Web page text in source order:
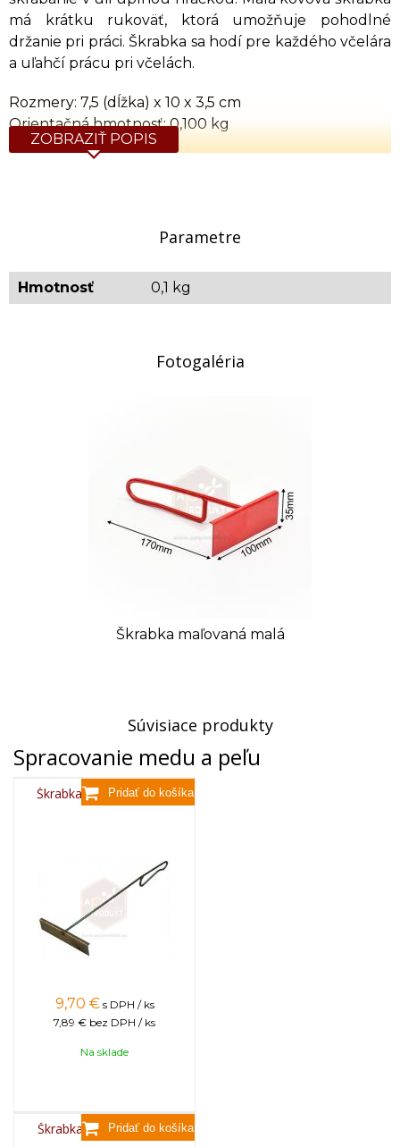
má krátku rukoväť, ktorá umožňuje pohodlné
držanie pri práci. Škrabka sa hodí pre každého včelára
a uľahčí prácu pri včelách.
Rozmery: 7,5 (dĺžka) x 10 x 3,5 cm
Orientačná hmotnosť: 0,100 kg
ZOBRAZIŤ POPIS
Parametre
Hmotnosť 0,1 kg
Fotogaléria
Škrabka maľovaná malá
Súvisiace produkty
Spracovanie medu a peľu
Škrabka nerezová veľká
9,70 € s DPH / ks
7,89 € bez DPH / ks
Na sklade
Škrabka nerezová malá